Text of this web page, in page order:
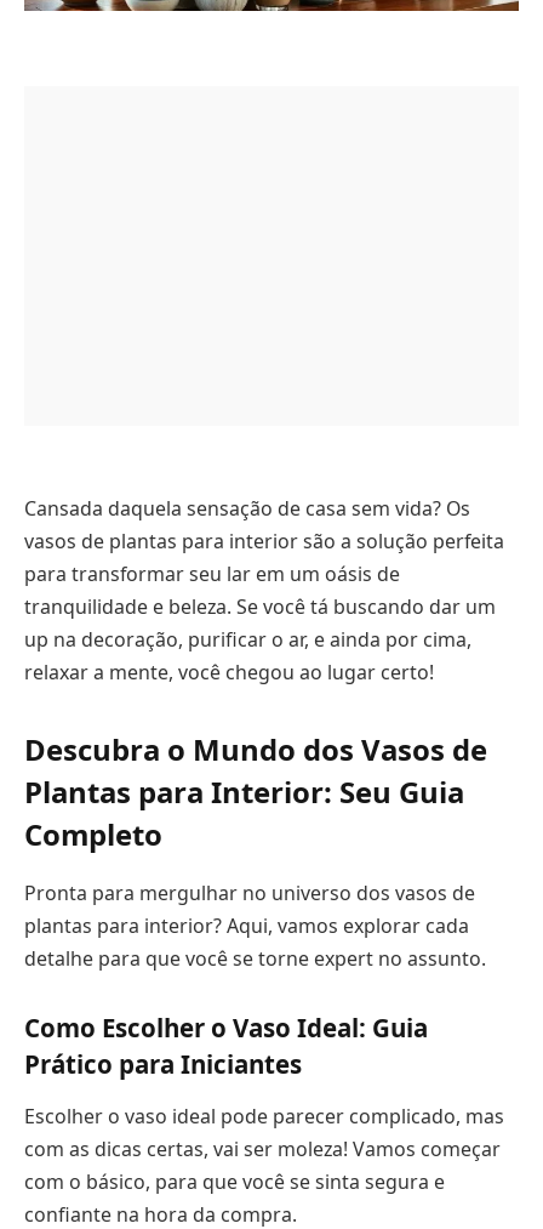
Cansada daquela sensação de casa sem vida? Os
vasos de plantas para interior são a solução perfeita
para transformar seu lar em um oásis de
tranquilidade e beleza. Se você tá buscando dar um
up na decoração, purificar o ar, e ainda por cima,
relaxar a mente, você chegou ao lugar certo!
Descubra o Mundo dos Vasos de
Plantas para Interior: Seu Guia
Completo
Pronta para mergulhar no universo dos vasos de
plantas para interior? Aqui, vamos explorar cada
detalhe para que você se torne expert no assunto.
Como Escolher o Vaso Ideal: Guia
Prático para Iniciantes
Escolher o vaso ideal pode parecer complicado, mas
com as dicas certas, vai ser moleza! Vamos começar
com o básico, para que você se sinta segura e
confiante na hora da compra.